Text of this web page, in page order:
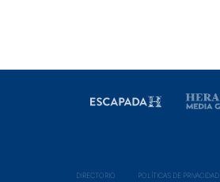
DIRECTORIO POLÍ­TICAS DE PRIVACIDAD